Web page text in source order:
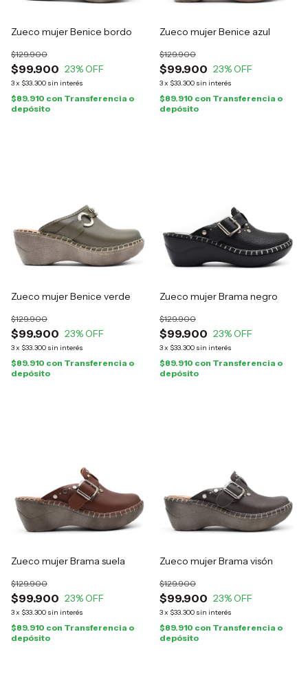
Zueco mujer Benice bordo
$99.900
$129.900
23% OFF
3x $33.300 sin interés
$89.910 con Transferencia o
depósito
Zueco mujer Benice azul
$99.900
$129.900
23% OFF
3x $33.300 sin interés
$89.910 con Transferencia o
depósito
Zueco mujer Benice verde
$99.900
$129.900
23% OFF
3x $33.300 sin interés
$89.910 con Transferencia o
depósito
Zueco mujer Brama negro
$99.900
$129.900
23% OFF
3x $33.300 sin interés
$89.910 con Transferencia o
depósito
Zueco mujer Brama suela
$99.900
$129.900
23% OFF
3x $33.300 sin interés
$89.910 con Transferencia o
depósito
Zueco mujer Brama visón
$99.900
$129.900
23% OFF
3x $33.300 sin interés
$89.910 con Transferencia o
depósito